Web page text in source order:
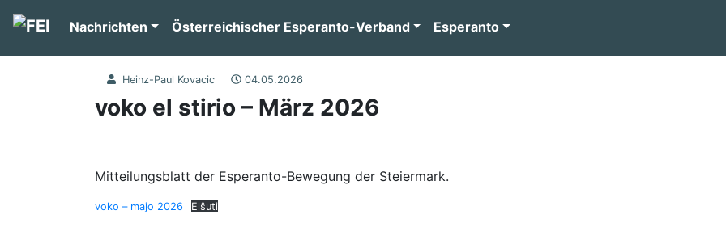
Nachrichten Österreichischer Esperanto-Verband Esperanto
Heinz-Paul Kovacic 04.05.2026
voko el stirio – März 2026
Mitteilungsblatt der Esperanto-Bewegung der Steiermark.
voko – majo 2026 Elŝuti